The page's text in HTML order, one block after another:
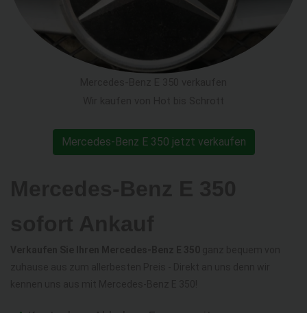
Mercedes-Benz E 350 jetzt verkaufen